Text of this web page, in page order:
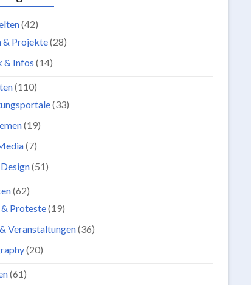
(42)
& Projekte(28)
& Infos (14)
(110)
(33)
(19)
(7)
(51)
(62)
Proteste(19)
Veranstaltungen(36)
(20)
(61)